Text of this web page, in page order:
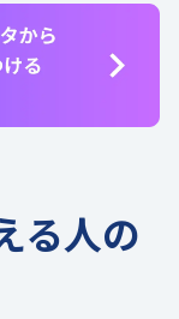
る人の